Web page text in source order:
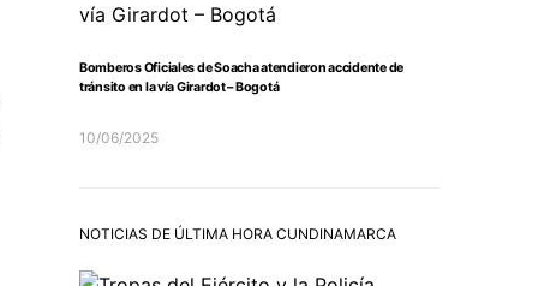
Bomberos Oficiales de Soacha atendieron accidente de
tránsito en la vía Girardot – Bogotá
10/06/2025
NOTICIAS DE ÚLTIMA HORA CUNDINAMARCA